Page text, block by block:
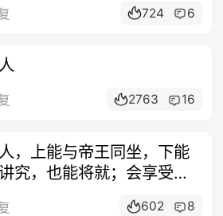
724 6
2763 16
，上能与帝王同坐，下能
究，也能将就；会享受，
602 8